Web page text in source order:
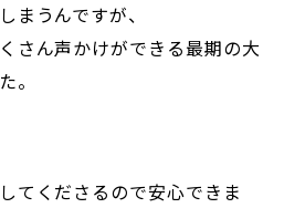
まうんですが、
さん声かけができる最期の大
。
てくださるので安心できま